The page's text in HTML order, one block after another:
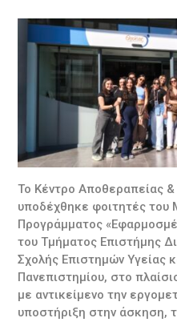
Το Κέντρο Αποθεραπείας
υποδέχθηκε φοιτητές του
Προγράμματος
του Τμήματος Επιστήμης
Σχολής Επιστημών Υγείας
Πανεπιστημίου, στο
με αντικείμενο την
υποστήριξη στην άσκηση,